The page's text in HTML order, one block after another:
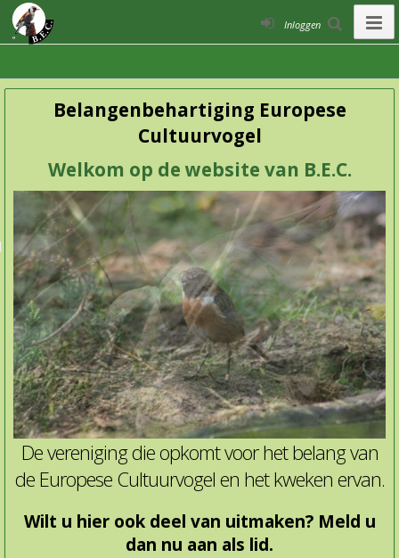
Inloggen
Belangenbehartiging Europese
Cultuurvogel
Welkom op de website van B.E.C.
De vereniging die opkomt voor het belang van
de Europese Cultuurvogel en het kweken ervan.
Wilt u hier ook deel van uitmaken? Meld u
dan nu aan als lid.